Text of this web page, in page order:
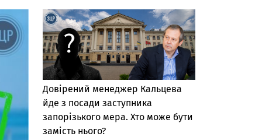
Довірений менеджер Кальцева
йде з посади заступника
запорізького мера. Хто може бути
замість нього?